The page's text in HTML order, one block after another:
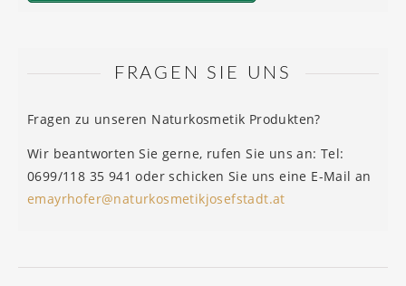
FRAGEN SIE UNS
Fragen zu unseren Naturkosmetik Produkten?
Wir beantworten Sie gerne, rufen Sie uns an: Tel:
0699/118 35 941 oder schicken Sie uns eine E-Mail an
emayrhofer@naturkosmetikjosefstadt.at